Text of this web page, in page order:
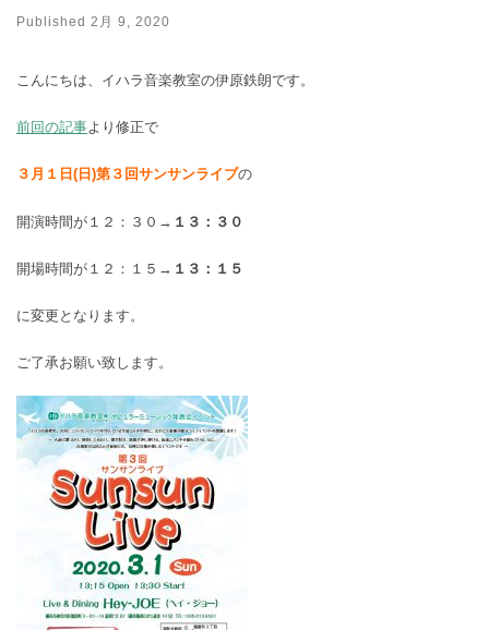
Published 2月 9, 2020
こんにちは、イハラ音楽教室の伊原鉄朗です。
前回の記事より修正で
３月１日(日)第３回サンサンライブの
開演時間が１２：３０→ １３：３０
開場時間が１２：１５→ １３：１５
に変更となります。
ご了承お願い致します。